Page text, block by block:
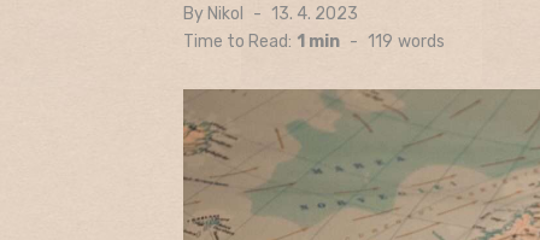
By Nikol
Posted
on
13. 4. 2023
Time to Read: 1 min - 119 words